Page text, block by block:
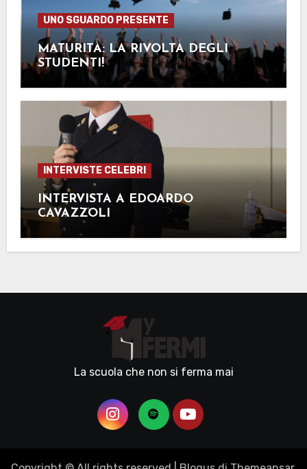
UNO SGUARDO PRESENTE
MATURITÀ: LA RIVOLTA DEGLI
STUDENTI!
INTERVISTE CELEBRI
INTERVISTA A EDOARDO
CAVAZZOLI
La scuola che non si ferma mai